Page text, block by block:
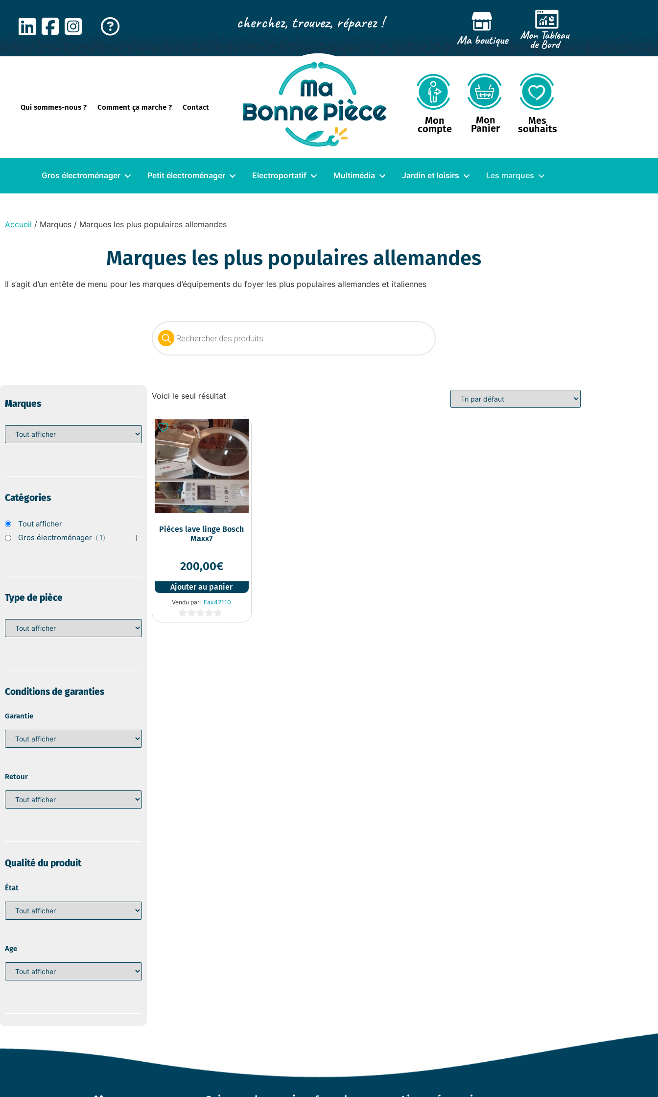
cherchez, trouvez, réparez !
Qui sommes-nous ? Comment ça marche ? Contact
Mon
compte
Mon
Panier
Mes
souhaits
Gros électroménager Petit électroménager Electroportatif Multimédia Jardin et loisirs Les marques
Accueil / Marques / Marques les plus populaires allemandes
Marques les plus populaires allemandes
Il s’agit d’un entête de menu pour les marques d’équipements du foyer les plus populaires allemandes et italiennes
Marques
Catégories
Tout afficher
Gros électroménager
1
Type de pièce
Conditions de garanties
Garantie
Retour
Qualité du produit
État
Age
Voici le seul résultat
Pièces lave linge Bosch
Maxx7
200,00€
Ajouter au panier
Vendu par: Fax42110
0